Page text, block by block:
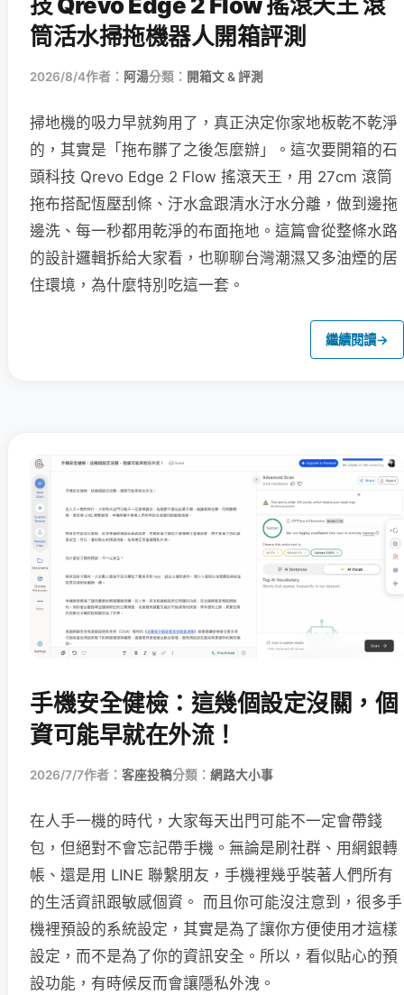
筒活水掃拖機器人開箱評測
2026/8/4作者： 阿湯分類： 開箱文 & 評測
掃地機的吸力早就夠用了，真正決定你家地板乾不乾淨
的，其實是「拖布髒了之後怎麼辦」。這次要開箱的石
頭科技 Qrevo Edge 2 Flow 搖滾天王，用 27cm 滾筒
拖布搭配恆壓刮條、汙水盒跟清水汙水分離，做到邊拖
邊洗、每一秒都用乾淨的布面拖地。這篇會從整條水路
的設計邏輯拆給大家看，也聊聊台灣潮濕又多油煙的居
住環境，為什麼特別吃這一套。
繼續閱讀→
手機安全健檢：這幾個設定沒關，個
資可能早就在外流！
2026/7/7作者： 客座投稿分類： 網路大小事
在人手一機的時代，大家每天出門可能不一定會帶錢
包，但絕對不會忘記帶手機。無論是刷社群、用網銀轉
帳、還是用 LINE 聯繫朋友，手機裡幾乎裝著人們所有
的生活資訊跟敏感個資。 而且你可能沒注意到，很多手
機裡預設的系統設定，其實是為了讓你方便使用才這樣
設定，而不是為了你的資訊安全。所以，看似貼心的預
設功能，有時候反而會讓隱私外洩。